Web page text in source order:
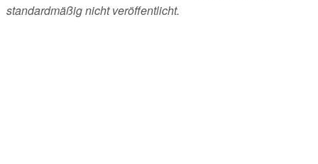
standardmäßig nicht veröffentlicht.